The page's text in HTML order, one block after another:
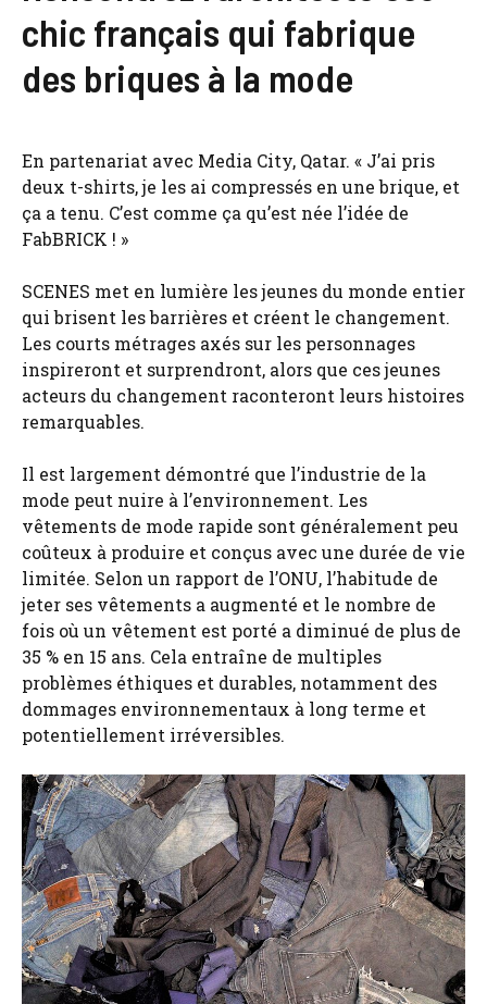
chic français qui fabrique
des briques à la mode
En partenariat avec Media City, Qatar. « J’ai pris
deux t-shirts, je les ai compressés en une brique, et
ça a tenu. C’est comme ça qu’est née l’idée de
FabBRICK ! »
SCENES met en lumière les jeunes du monde entier
qui brisent les barrières et créent le changement.
Les courts métrages axés sur les personnages
inspireront et surprendront, alors que ces jeunes
acteurs du changement raconteront leurs histoires
remarquables.
Il est largement démontré que l’industrie de la
mode peut nuire à l’environnement. Les
vêtements de mode rapide sont généralement peu
coûteux à produire et conçus avec une durée de vie
limitée. Selon un rapport de l’ONU, l’habitude de
jeter ses vêtements a augmenté et le nombre de
fois où un vêtement est porté a diminué de plus de
35 % en 15 ans. Cela entraîne de multiples
problèmes éthiques et durables, notamment des
dommages environnementaux à long terme et
potentiellement irréversibles.